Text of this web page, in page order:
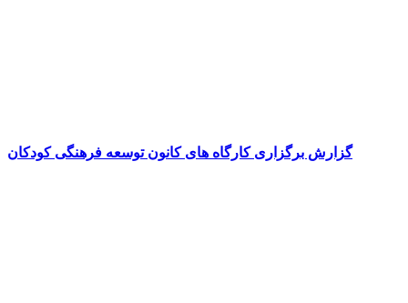
گزارش برگزاری کارگاه های کانون توسعه فرهنگی کودکان